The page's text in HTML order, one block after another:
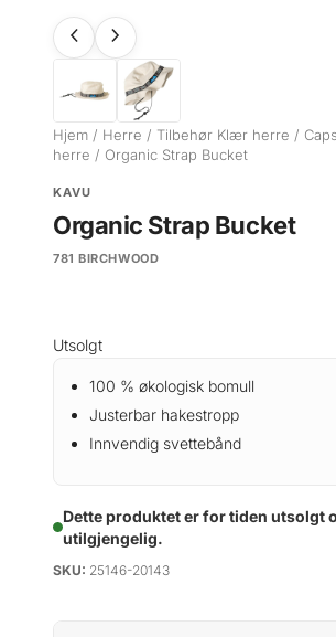
Hjem / Herre / Tilbehør Klær herre / Caps
herre / Organic Strap Bucket
KAVU
Organic Strap Bucket
781 BIRCHWOOD
Utsolgt
100 % økologisk bomull
Justerbar hakestropp
Innvendig svettebånd
Dette produktet er for tiden utsolgt
utilgjengelig.
SKU: 25146-20143